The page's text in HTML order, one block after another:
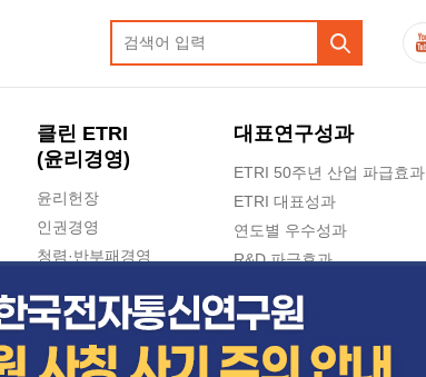
클린 ETRI
(윤리경영)
윤리헌장
인권경영
청렴·반부패경영
청렴포털 신고
대표연구성과
ETRI 50주년 산업 파급효과
ETRI 대표성과
연도별 우수성과
R&D 파급효과
지식공유플랫폼